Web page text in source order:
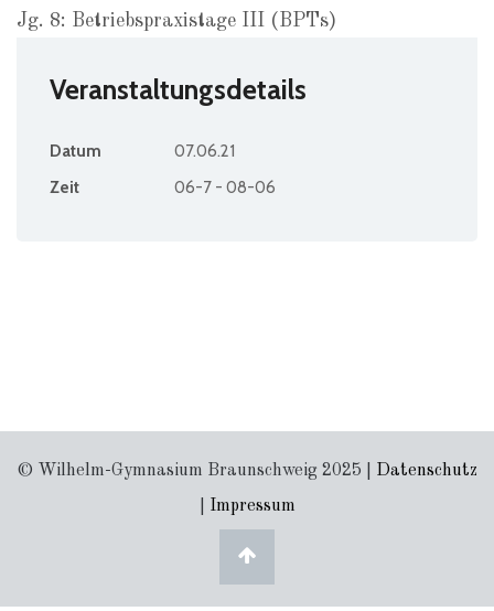
Jg. 8: Betriebspraxistage III (BPTs)
Veranstaltungsdetails
Datum
07.06.21
Zeit
06-7 - 08-06
© Wilhelm-Gymnasium Braunschweig 2025 | Datenschutz
Impressum